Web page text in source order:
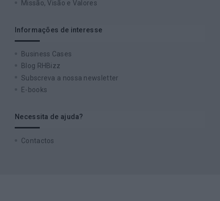
Missão, Visão e Valores
Informações de interesse
Business Cases
Blog RHBizz
Subscreva a nossa newsletter
E-books
Necessita de ajuda?
Contactos